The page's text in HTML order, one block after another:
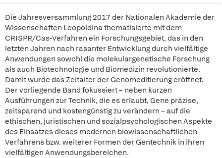
Die Jahresversammlung 2017 der Nationalen Akademie der
Wissenschaften Leopoldina thematisierte mit dem
CRISPR/Cas-Verfahren ein Forschungsgebiet, das in den
letzten Jahren nach rasanter Entwicklung durch vielfältige
Anwendungen sowohl die molekulargenetische Forschung
als auch Biotechnologie und Biomedizin revolutionierte.
Damit wurde das Zeitalter der Genomeditierung eröffnet.
Der vorliegende Band fokussiert – neben kurzen
Ausführungen zur Technik, die es erlaubt, Gene präzise,
zeitsparend und kostengünstig zu verändern – auf die
ethischen, juristischen und sozialpsychologischen Aspekte
des Einsatzes dieses modernen biowissenschaftlichen
Verfahrens bzw. weiterer Formen der Gentechnik in ihren
vielfältigen Anwendungsbereichen.